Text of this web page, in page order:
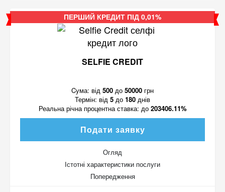
ПЕРШИЙ КРЕДИТ ПІД 0,01%
SELFIE CREDIT
Cума: від 500 до 50000 грн
Термін: від 5 до 180 днів
Реальна річна процентна ставка: до 203406.11%
Подати заявку
Огляд
Істотні характеристики послуги
Попередження